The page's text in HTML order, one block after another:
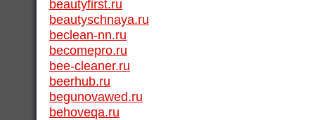
beautyfirst.ru
beautyschnaya.ru
beclean-nn.ru
becomepro.ru
bee-cleaner.ru
beerhub.ru
begunovawed.ru
behoveqa.ru